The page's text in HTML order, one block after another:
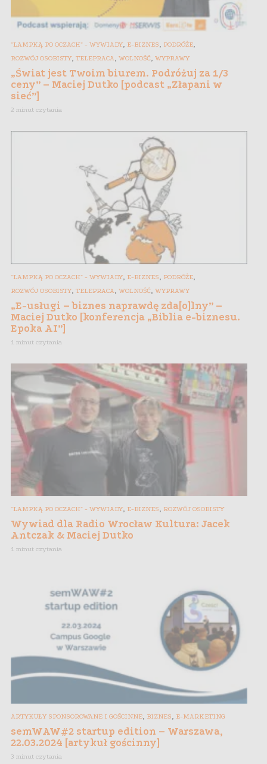
"LAMPKĄ PO OCZACH" - WYWIADY, E-BIZNES, PODRÓŻE,
ROZWÓJ OSOBISTY, TELEPRACA, WOLNOŚĆ, WYPRAWY
„Świat jest Twoim biurem. Podróżuj za 1/3
ceny” – Maciej Dutko [podcast „Złapani w
sieć”]
2 minut czytania
"LAMPKĄ PO OCZACH" - WYWIADY, E-BIZNES PODRÓŻE
ROZWÓJ OSOBISTY, TELEPRACA WOLNOŚĆ WYPRAWY
„E-usługi – biznes naprawdę zda[o]lny” –
Maciej Dutko [konferencja „Biblia e-biznesu.
Epoka AI”]
1 minut czytania
"LAMPKĄ PO OCZACH" - WYWIADY, E-BIZNES, ROZWÓJ OSOBISTY
Wywiad dla Radio Wrocław Kultura: Jacek
Antczak & Maciej Dutko
1 minut czytania
ARTYKUŁY SPONSOROWANE I GOŚCINNE BIZNES E-MARKETING
semWAW#2 startup edition – Warszawa,
22.03.2024 [artykuł gościnny]
3 minut czytania